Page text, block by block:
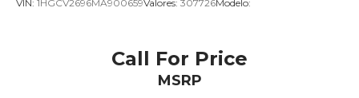
VIN: 1HGCV2696MA900659Valores: 307726Modelo:
Call For Price
MSRP